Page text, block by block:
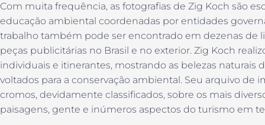
Com muita frequência, as fotografias de Zig Koch são
educação ambiental coordenadas por entidades
trabalho também pode ser encontrado em dezenas de
peças publicitárias no Brasil e no exterior. Zig Koch
individuais e itinerantes, mostrando as belezas naturais
voltados para a conservação ambiental. Seu arquivo de
cromos, devidamente classificados, sobre os mais
paisagens, gente e inúmeros aspectos do turismo em